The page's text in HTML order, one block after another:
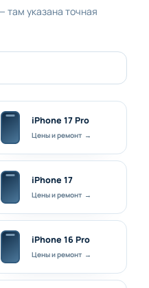
там указана точная
iPhone 17 Pro
Цены и ремонт →
iPhone 17
Цены и ремонт →
iPhone 16 Pro
Цены и ремонт →